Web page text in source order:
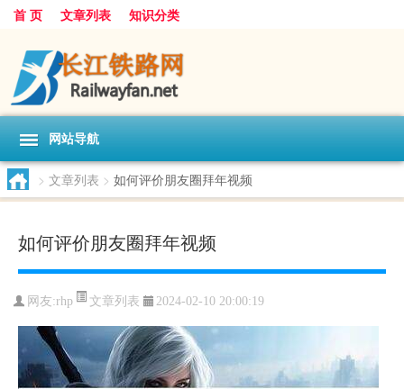
首 页 文章列表 知识分类
网站导航
> 文章列表 > 如何评价朋友圈拜年视频
如何评价朋友圈拜年视频
网友:rhp 文章列表 2024-02-10 20:00:19